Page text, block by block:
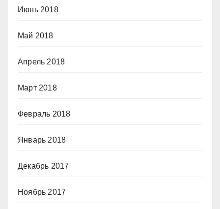
Июнь 2018
Май 2018
Апрель 2018
Март 2018
Февраль 2018
Январь 2018
Декабрь 2017
Ноябрь 2017